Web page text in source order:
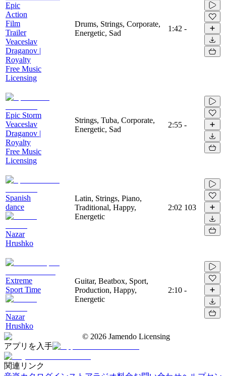
Epic
Action
Film
Trailer
Veaceslav
Draganov |
Royalty
Free Music
Licensing
Drums, Strings, Corporate,
Energetic, Sad
1:42 -
Epic Storm
Veaceslav
Draganov |
Royalty
Free Music
Licensing
Strings, Tuba, Corporate,
Energetic, Sad
2:55 -
Spanish
dance
Nazar
Hrushko
Latin, Strings, Piano,
Traditional, Happy,
Energetic
2:02 103
Extreme
Sport Time
Nazar
Hrushko
Guitar, Beatbox, Sport,
Production, Happy,
Energetic
2:10 -
© 2026 Jamendo Licensing
アプリを入手
関連リンク